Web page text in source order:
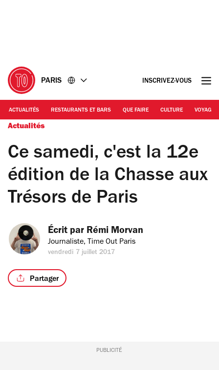
PARIS INSCRIVEZ-VOUS
ACTUALITÉS RESTAURANTS ET BARS QUE FAIRE CULTURE VOYAGE
Actualités
Ce samedi, c'est la 12e
édition de la Chasse aux
Trésors de Paris
Écrit par Rémi Morvan
Journaliste, Time Out Paris
vendredi 7 juillet 2017
Partager
PUBLICITÉ